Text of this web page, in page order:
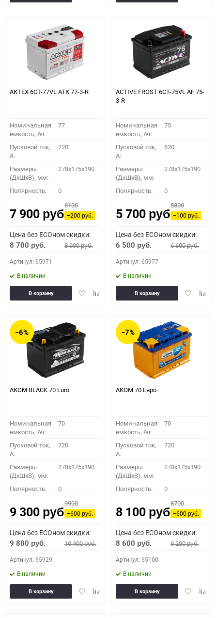
АКТЕХ 6СТ-77VL АТК 77-3-R
Номинальная
емкость, Ач:
77
Пусковой ток,
A:
720
Размеры
(ДхШхВ), мм:
278x175x190
Полярность: 0
7 900 руб.
8100
−200руб.
Цена без ECOном скидки:
8 700 руб. 8 900руб.
Артикул: 65971
В наличии
ДобавитьДобавить
В корзину
ACTIVE FROST 6СТ-75VL АF 75-
3-R
Номинальная
емкость, Ач:
75
Пусковой ток,
A:
620
Размеры
(ДхШхВ), мм:
278x175x190
Полярность: 0
5 700 руб.
5800
−100руб.
Цена без ECOном скидки:
6 500 руб. 6 600руб.
Артикул: 65977
В наличии
Добавить
В корзину
−6%
АКОМ BLACK 70 Euro
Номинальная
емкость, Ач:
70
Пусковой ток,
A:
720
Размеры
(ДхШхВ), мм:
278x175x190
Полярность: 0
9 300 руб.
9900
−600руб.
Цена без ECOном скидки:
9 800 руб. 10 400руб.
Артикул: 65929
В наличии
ДобавитьДобавить
В корзину
−7%
АКОМ 70 Евро
Номинальная
емкость, Ач:
70
Пусковой ток,
A:
720
Размеры
(ДхШхВ), мм:
278x175x190
Полярность: 0
8 100 руб.
8700
−600руб.
Цена без ECOном скидки:
8 600 руб. 9 200руб.
Артикул: 65100
В наличии
Добавить
В корзину